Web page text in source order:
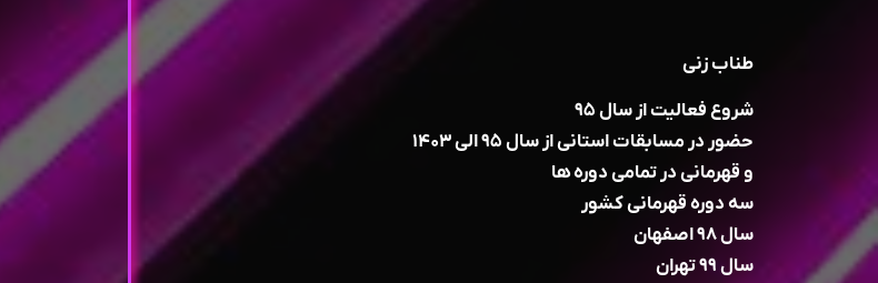
طناب زنی
شروع فعالیت از سال ۹۵
حضور در مسابقات استانی از سال ۹۵ الی ۱۴۰۳
و قهرمانی در تمامی دوره ها
سه دوره قهرمانی کشور
سال ۹۸ اصفهان
سال ۹۹ تهران